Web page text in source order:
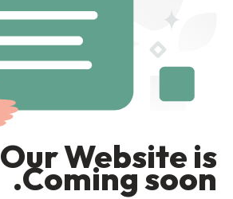
Our Website is
Coming soon.